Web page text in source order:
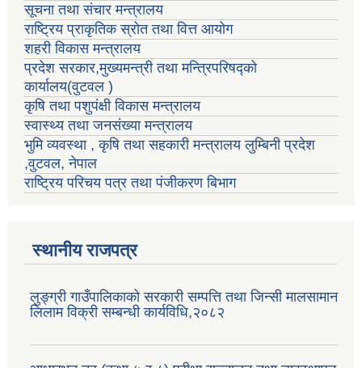
सूचना तथा संचार मन्त्रालय
राष्ट्रिय प्राकृतिक स्रोत तथा वित्त आयोग
शहरी विकास मन्त्रालय
प्रदेश सरकार,मुख्यमन्त्री तथा मन्त्रिपरिषद्को
कार्यालय(वुटवल )
कृषि तथा पशुपंक्षी विकास मन्त्रालय
स्वास्थ्य तथा जनसंख्या मन्त्रालय
भुमि व्यवस्था , कृषि तथा सहकारी मन्त्रालय लुम्बिनी प्रदेश
,वुटवल, नेपाल
राष्ट्रिय परिचय पत्र तथा पंजीकरण बिभाग
स्थानीय राजपत्र
लुङ्ग्री गाउँपालिकाको सरकारी सम्पत्ति तथा जिन्सी मालसामान
लिलाम विक्री सम्बन्धी कार्यविधि,२०८२